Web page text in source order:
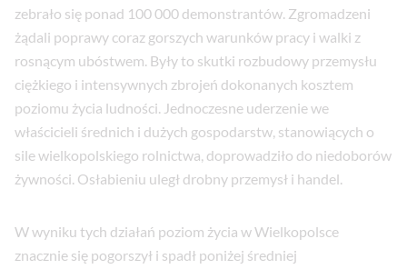
zebrało się ponad 100 000 demonstrantów. Zgromadzeni
żądali poprawy coraz gorszych warunków pracy i walki z
rosnącym ubóstwem. Były to skutki rozbudowy przemysłu
ciężkiego i intensywnych zbrojeń dokonanych kosztem
poziomu życia ludności. Jednoczesne uderzenie we
właścicieli średnich i dużych gospodarstw, stanowiących o
sile wielkopolskiego rolnictwa, doprowadziło do niedoborów
żywności. Osłabieniu uległ drobny przemysł i handel.
W wyniku tych działań poziom życia w Wielkopolsce
znacznie się pogorszył i spadł poniżej średniej